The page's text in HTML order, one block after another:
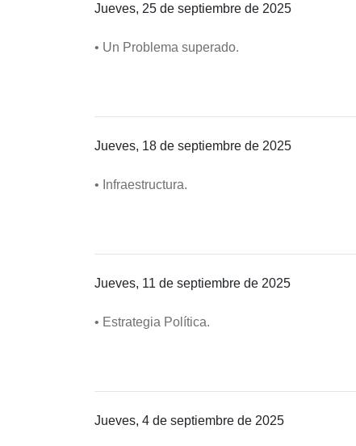
Jueves, 25 de septiembre de 2025
• Un Problema superado.
Jueves, 18 de septiembre de 2025
• Infraestructura.
Jueves, 11 de septiembre de 2025
• Estrategia Política.
Jueves, 4 de septiembre de 2025